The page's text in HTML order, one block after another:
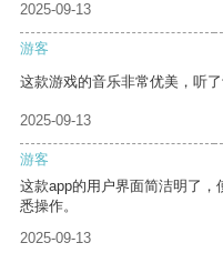
2025-09-13
游客
这款游戏的音乐非常优美，听了
2025-09-13
游客
这款app的用户界面简洁明了
悉操作。
2025-09-13